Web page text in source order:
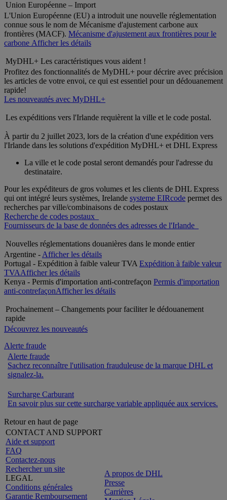
Union Européenne – Import
L'Union Européenne (EU) a introduit une nouvelle réglementation
connue sous le nom de Mécanisme d'ajustement carbone aux
frontières (MACF). Mécanisme d'ajustement aux frontières pour le
carbone Afficher les détails
MyDHL+ Les caractéristiques vous aident !
Profitez des fonctionnalités de MyDHL+ pour décrire avec précision
les articles de votre envoi, ce qui est essentiel pour un dédouanement
rapide!
Les nouveautés avec MyDHL+
Les expéditions vers l'Irlande requièrent la ville et le code postal.
À partir du 2 juillet 2023, lors de la création d'une expédition vers
l'Irlande dans les solutions d'expédition MyDHL+ et DHL Express
La ville et le code postal seront demandés pour l'adresse du
destinataire.
Pour les expéditeurs de gros volumes et les clients de DHL Express
qui ont intégré leurs systèmes, Irelande systeme EIRcode permet des
recherches par ville/combinaisons de codes postaux
Recherche de codes postaux
Fournisseurs de la base de données des adresses de l'Irlande
Nouvelles réglementations douanières dans le monde entier
Argentine -Afficher les détails
Portugal - Expédition à faible valeur TVAExpédition à faible valeur
TVAAfficher les détails
Kenya - Permis d'importation anti-contrefaçon Permis d'importation
anti-contrefaçonAfficher les détails
Prochainement – Changements pour faciliter le dédouanement
rapide
Découvrez les nouveautés
Alerte fraude
Alerte fraude
Sachez reconnaître l'utilisation frauduleuse de la marque DHL et
signalez-la.
Surcharge Carburant
En savoir plus sur cette surcharge variable appliquée aux services.
Retour en haut de page
CONTACT AND SUPPORT
Aide et support
FAQ
Contactez-nous
Rechercher un site
LEGAL
Conditions générales
Garantie Remboursement
A propos de DHL
Presse
Carrières